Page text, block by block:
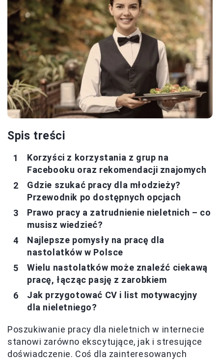
Spis treści
Korzyści z korzystania z grup na
Facebooku oraz rekomendacji znajomych
Gdzie szukać pracy dla młodzieży?
Przewodnik po dostępnych opcjach
Prawo pracy a zatrudnienie nieletnich – co
musisz wiedzieć?
Najlepsze pomysły na pracę dla
nastolatków w Polsce
Wielu nastolatków może znaleźć ciekawą
pracę, łącząc pasję z zarobkiem
Jak przygotować CV i list motywacyjny
dla nieletniego?
Poszukiwanie pracy dla nieletnich w internecie
stanowi zarówno ekscytujące, jak i stresujące
doświadczenie. Coś dla zainteresowanych